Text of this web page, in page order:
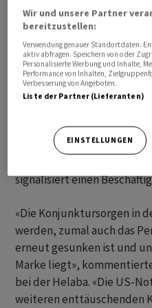
auf 49,9 Punkte, wie das
mitteilte. Der Wert liegt
knapp unter der
Ökonomen hatten
Punkte gerechnet.
Der bereits auf einem
Indikator für bezahlte
signalisiert einen
«Die Konjunktursorgen in
werden, zumal auch das
erneut gesunken ist und
Marke liegt»,
bei der Helaba. «Die US-
weiteren enttäuschenden
Wir und unsere Partner
bereitzustellen:
Verwendung genauer Standortdaten.
aktiv abfragen. Speichern von oder
Personalisierte Werbung und Inhalte,
Performance von Inhalten,
Verbesserung von Angeboten.
Liste der Partner (Lieferanten)
EINSTELLUNGEN